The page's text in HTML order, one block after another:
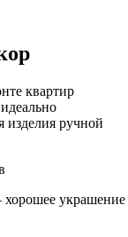
квартир
изделия ручной
украшение